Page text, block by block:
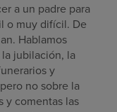
a un padre para
o muy difícil. De
Hablamos
jubilación, la
y
no sobre la
y comentas las